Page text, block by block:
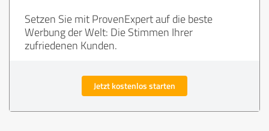
Setzen Sie mit ProvenExpert auf die beste
Werbung der Welt: Die Stimmen Ihrer
zufriedenen Kunden.
Jetzt kostenlos starten